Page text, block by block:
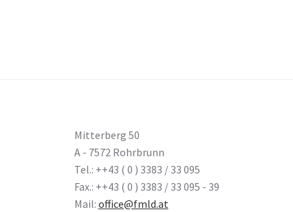
Mitterberg 50
A - 7572 Rohrbrunn
Tel.: ++43 ( 0 ) 3383 / 33 095
Fax.: ++43 ( 0 ) 3383 / 33 095 - 39
Mail: office@fmld.at